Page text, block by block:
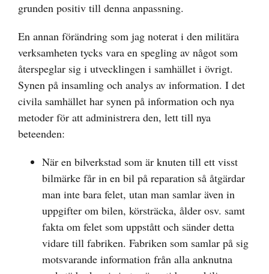
grunden positiv till denna anpassning.
En annan förändring som jag noterat i den militära
verksamheten tycks vara en spegling av något som
återspeglar sig i utvecklingen i samhället i övrigt.
Synen på insamling och analys av information. I det
civila samhället har synen på information och nya
metoder för att administrera den, lett till nya
beteenden:
När en bilverkstad som är knuten till ett visst
bilmärke får in en bil på reparation så åtgärdar
man inte bara felet, utan man samlar även in
uppgifter om bilen, körsträcka, ålder osv. samt
fakta om felet som uppstått och sänder detta
vidare till fabriken. Fabriken som samlar på sig
motsvarande information från alla anknutna